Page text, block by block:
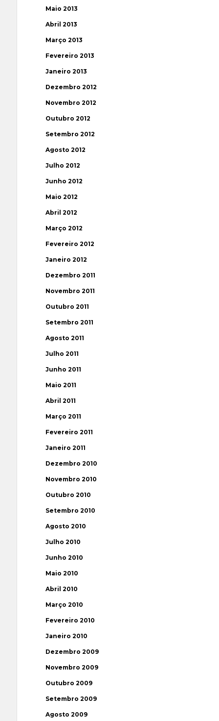
Maio 2013
Abril 2013
Março 2013
Fevereiro 2013
Janeiro 2013
Dezembro 2012
Novembro 2012
Outubro 2012
Setembro 2012
Agosto 2012
Julho 2012
Junho 2012
Maio 2012
Abril 2012
Março 2012
Fevereiro 2012
Janeiro 2012
Dezembro 2011
Novembro 2011
Outubro 2011
Setembro 2011
Agosto 2011
Julho 2011
Junho 2011
Maio 2011
Abril 2011
Março 2011
Fevereiro 2011
Janeiro 2011
Dezembro 2010
Novembro 2010
Outubro 2010
Setembro 2010
Agosto 2010
Julho 2010
Junho 2010
Maio 2010
Abril 2010
Março 2010
Fevereiro 2010
Janeiro 2010
Dezembro 2009
Novembro 2009
Outubro 2009
Setembro 2009
Agosto 2009